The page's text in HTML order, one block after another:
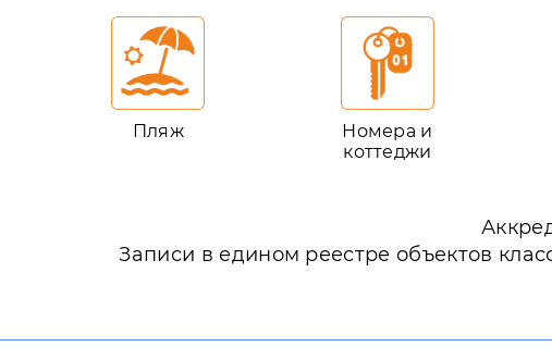
Пляж
Номера и
коттеджи
Записи в едином реестре объектов